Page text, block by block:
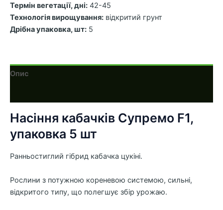
Термін вегетації, дні: 42-45
Технологія вирощування: відкритий грунт
Дрібна упаковка, шт: 5
Опис
Насіння кабачків Супремо F1,
упаковка 5 шт
Ранньостиглий гібрид кабачка цукіні.
Рослини з потужною кореневою системою, сильні,
відкритого типу, що полегшує збір урожаю.